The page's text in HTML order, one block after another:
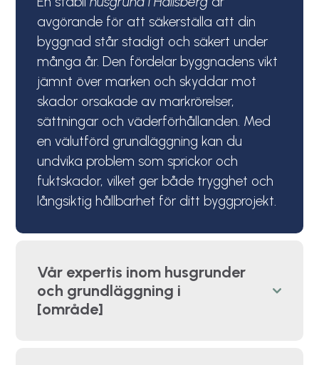
avgörande för att säkerställa att din
byggnad står stadigt och säkert under
många år. Den fördelar byggnadens vikt
jämnt över marken och skyddar mot
skador orsakade av markrörelser,
sättningar och väderförhållanden. Med
en välutförd grundläggning kan du
undvika problem som sprickor och
fuktskador, vilket ger både trygghet och
långsiktig hållbarhet för ditt byggprojekt.
Vår expertis inom husgrunder
och grundläggning i
[område]